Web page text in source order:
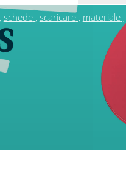
schede scaricare
materiale